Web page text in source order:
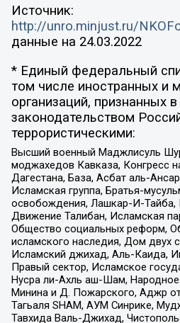
Источник:
http://unro.minjust.ru/
данные на 24.03.2022
* Единый федеральный
том числе иностранных и
организаций, признанных
законодательством
террористическими:
Высший военный Маджлисуль
моджахедов Кавказа, Конгресс
Дагестана, База, Асбат аль-
Исламская группа, Братья-
освобождения, Лашкар-И-Тайба,
Движение Талибан, Исламская
Общество социальных реформ,
исламского наследия, Дом
Исламский джихад, Аль-Каида,
Правый сектор, Исламское
Нусра ли-Ахль аш-Шам,
Минина и Д. Пожарского, Аджр от
Тагьаля SHAM, АУМ Синрике,
Тавхида Валь-Джихад,